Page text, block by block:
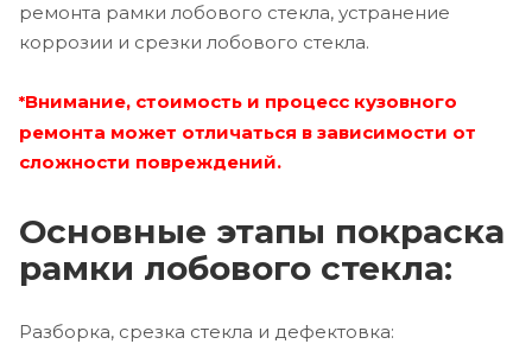
ремонта рамки лобового стекла, устранение
коррозии и срезки лобового стекла.
*Внимание, стоимость и процесс кузовного
ремонта может отличаться в зависимости от
сложности повреждений.
Основные этапы покраска
рамки лобового стекла:
Разборка, срезка стекла и дефектовка: